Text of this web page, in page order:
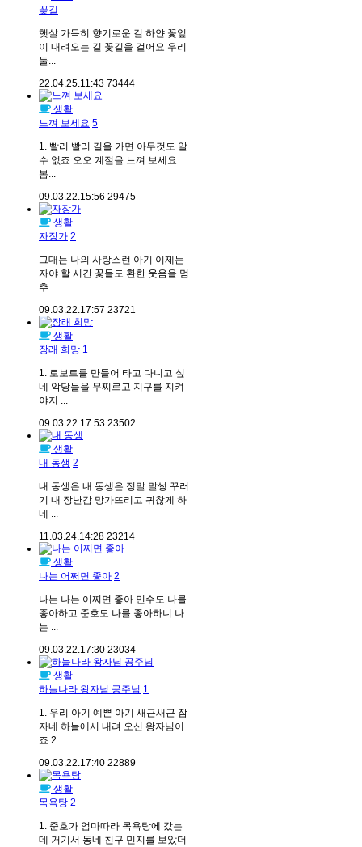
꽃길
햇살 가득히 향기로운 길 하얀 꽃잎
이 내려오는 길 꽃길을 걸어요 우리
둘...
22.04.25.11:43 73444
생활
느껴 보세요 5
1. 빨리 빨리 길을 가면 아무것도 알
수 없죠 오오 계절을 느껴 보세요
봄...
09.03.22.15:56 29475
생활
자장가 2
그대는 나의 사랑스런 아기 이제는
자야 할 시간 꽃들도 환한 웃음을 멈
추...
09.03.22.17:57 23721
생활
장래 희망 1
1. 로보트를 만들어 타고 다니고 싶
네 악당들을 무찌르고 지구를 지켜
야지 ...
09.03.22.17:53 23502
생활
내 동생 2
내 동생은 내 동생은 정말 말썽 꾸러
기 내 장난감 망가뜨리고 귀찮게 하
네 ...
11.03.24.14:28 23214
생활
나는 어쩌면 좋아 2
나는 나는 어쩌면 좋아 민수도 나를
좋아하고 준호도 나를 좋아하니 나
는 ...
09.03.22.17:30 23034
생활
하늘나라 왕자님 공주님 1
1. 우리 아기 예쁜 아기 새근새근 잠
자네 하늘에서 내려 오신 왕자님이
죠 2...
09.03.22.17:40 22889
생활
목욕탕 2
1. 준호가 엄마따라 목욕탕에 갔는
데 거기서 동네 친구 민지를 보았더